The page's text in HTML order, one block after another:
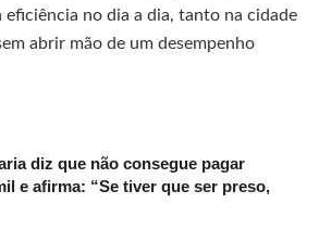
eficiência no dia a dia, tanto na cidade
abrir mão de um desempenho
diz que não consegue pagar
e afirma: “Se tiver que ser preso,